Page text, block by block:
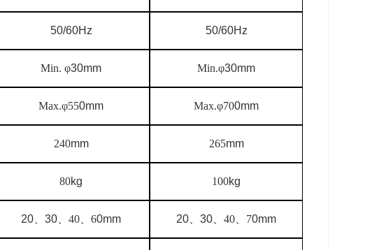
50/60Hz 50/60Hz
Min. φ30mm Min.φ30mm
Max.φ550mm Max.φ700mm
240mm 265mm
80kg 100kg
20 30 40、60mm 20 30 40、70mm